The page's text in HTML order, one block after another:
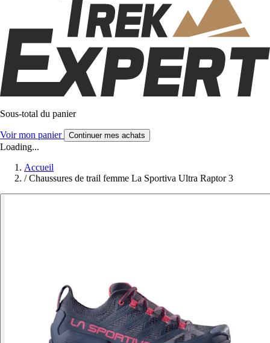
Sous-total du panier
Voir mon panier Continuer mes achats
Loading...
Accueil
/ Chaussures de trail femme La Sportiva Ultra Raptor 3